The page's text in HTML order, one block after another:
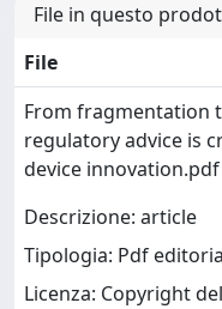
File in questo
File
From fragmentation
regulatory advice is
device innovation.pdf
Descrizione: article
Tipologia: Pdf
Licenza: Copyright